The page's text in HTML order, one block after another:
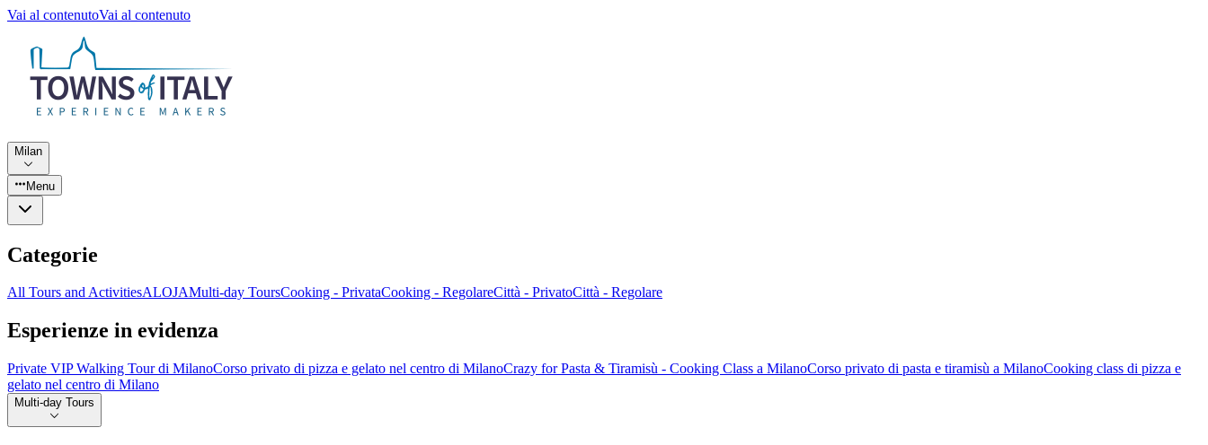
Vai al contenutoVai al contenuto
Milan
Menu
Categorie
All Tours and ActivitiesALOJAMulti-day ToursCooking - PrivataCooking - RegolareCittà - PrivatoCittà - Regolare
Esperienze in evidenza
Private VIP Walking Tour di MilanoCorso privato di pizza e gelato nel centro di MilanoCrazy for Pasta & Tiramisù - Cooking Class a MilanoCorso privato di pasta e tiramisù a MilanoCooking class di pizza e
gelato nel centro di Milano
Multi-day Tours